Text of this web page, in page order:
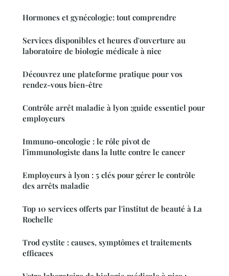
Hormones et gynécologie: tout comprendre
Services disponibles et heures d'ouverture au
laboratoire de biologie médicale à nice
Découvrez une plateforme pratique pour vos
rendez-vous bien-être
Contrôle arrêt maladie à lyon :guide essentiel pour
employeurs
Immuno-oncologie : le rôle pivot de
l'immunologiste dans la lutte contre le cancer
Employeurs à lyon : 5 clés pour gérer le contrôle
des arrêts maladie
Top 10 services offerts par l'institut de beauté à La
Rochelle
Trod cystite : causes, symptômes et traitements
efficaces